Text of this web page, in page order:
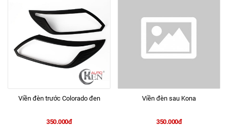
Viền đèn trước Colorado đen
350.000đ
Viền đèn sau Kona
350.000đ